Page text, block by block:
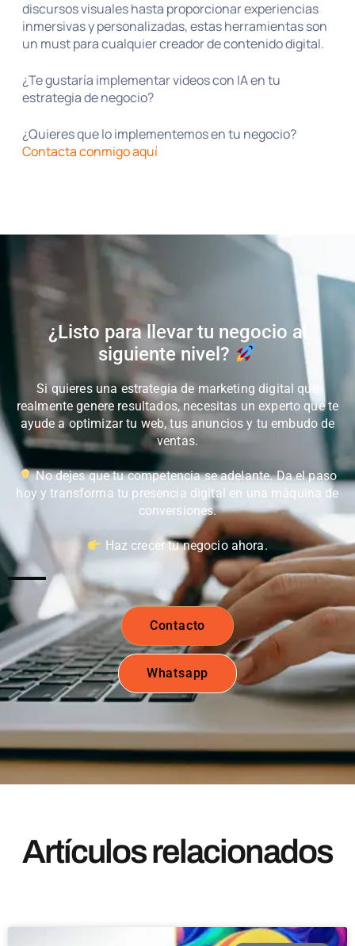
discursos visuales hasta proporcionar experiencias
inmersivas y personalizadas, estas herramientas son
un must para cualquier creador de contenido digital.
¿Te gustaría implementar videos con IA en tu
estrategia de negocio?
¿Quieres que lo implementemos en tu negocio?
Contacta conmigo aquí
¿Listo para llevar tu negocio al
siguiente nivel?
Si quieres una estrategia de marketing digital que
realmente genere resultados, necesitas un experto que te
ayude a optimizar tu web, tus anuncios y tu embudo de
ventas.
No dejes que tu competencia se adelante. Da el paso
hoy y transforma tu presencia digital en una máquina de
conversiones.
Haz crecer tu negocio ahora.
Contacto
Whatsapp
Artículos relacionados